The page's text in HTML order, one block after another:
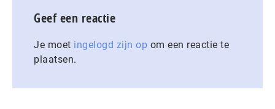
Geef een reactie
Je moet ingelogd zijn op om een reactie te
plaatsen.